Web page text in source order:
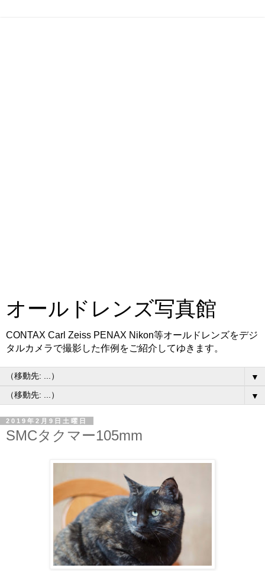
オールドレンズ写真館
CONTAX Carl Zeiss PENAX Nikon等オールドレンズをデジ
タルカメラで撮影した作例をご紹介してゆきます。
▼
▼
2019年2月9日土曜日
SMCタクマー105mm